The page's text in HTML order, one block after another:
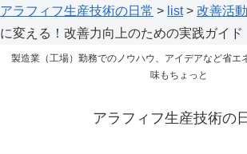
アラフィフ生産技術の日常 > list> 改善活動
に変える！改善力向上のための実践ガイド
製造業（工場）勤務でのノウハウ、アイデアなど省エ
味もちょっと
アラフィフ生産技術の